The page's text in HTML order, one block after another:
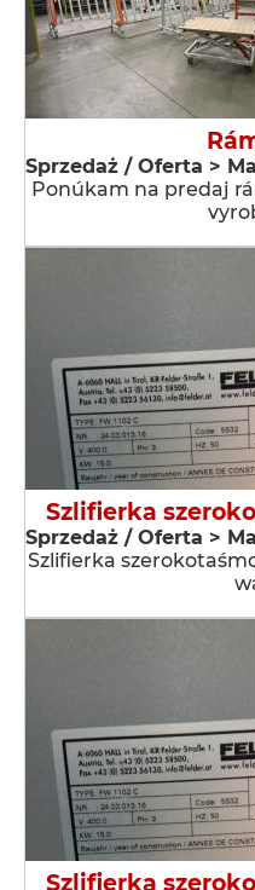
Sprzedaż / Oferta >
Ponúkam na predaj
Szlifierka
Sprzedaż / Oferta >
Szlifierka
Szlifierka